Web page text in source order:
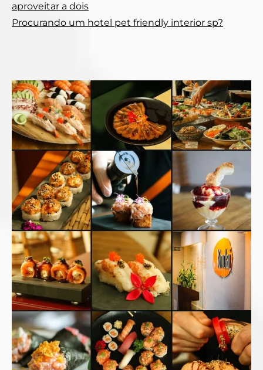
aproveitar a dois
Procurando um hotel pet friendly interior sp?